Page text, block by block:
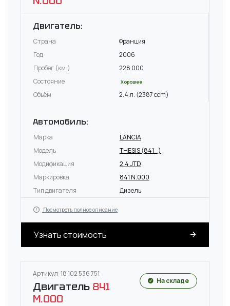
Двигатель:
Страна
Франция
Год
2006
Пробег (км.)
228 000
Состояние
Хорошее
Объём 2.4 л. (2387 ccm)
Автомобиль:
Марка
LANCIA
Модель
THESIS (841_)
Модификация
2.4 JTD
Маркировка
841 N.000
Тип двигателя
Дизель
Посмотреть полное описание
Узнать стоимость
Артикул: 18 102 536 751
Двигатель 841
M.000
На складе